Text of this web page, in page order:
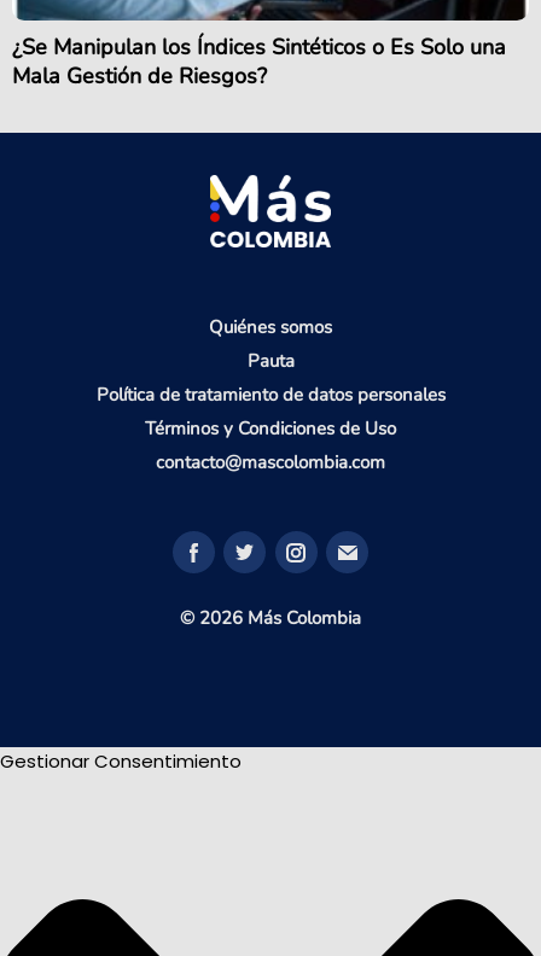
¿Se Manipulan los Índices Sintéticos o Es Solo una
Mala Gestión de Riesgos?
Quiénes somos
Pauta
Política de tratamiento de datos personales
Términos y Condiciones de Uso
contacto@mascolombia.com
© 2026 Más Colombia
Gestionar Consentimiento